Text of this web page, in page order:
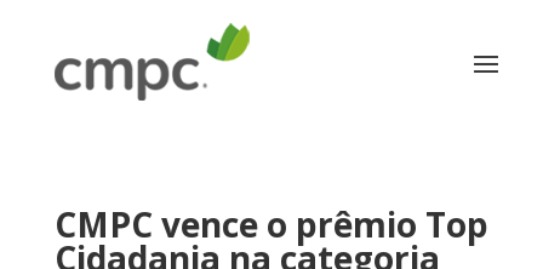
CMPC vence o prêmio Top
Cidadania na categoria